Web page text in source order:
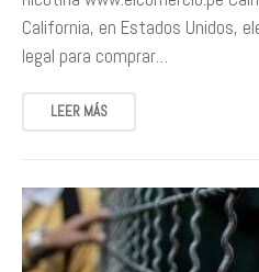
California, en Estados Unidos,
legal para comprar…
LEER MÁS